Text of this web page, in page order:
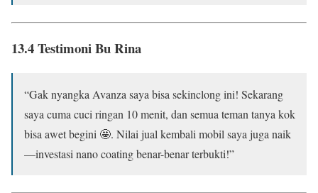
13.4 Testimoni Bu Rina
“Gak nyangka Avanza saya bisa sekinclong ini! Sekarang
saya cuma cuci ringan 10 menit, dan semua teman tanya kok
bisa awet begini 🤩. Nilai jual kembali mobil saya juga naik
—investasi nano coating benar-benar terbukti!”